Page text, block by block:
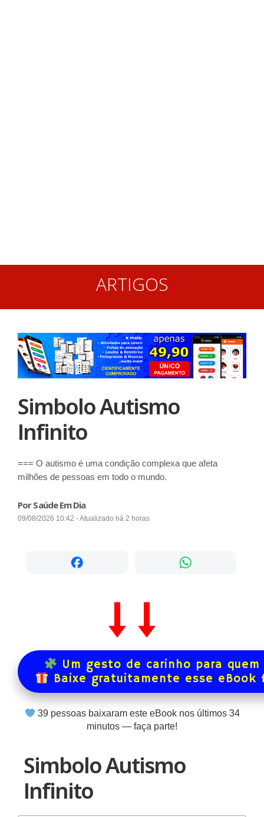
ARTIGOS
Simbolo Autismo
Infinito
=== O autismo é uma condição complexa que afeta
milhões de pessoas em todo o mundo.
Por Saúde Em Dia
09/08/2026 10:42 - Atualizado há 2 horas
Um gesto de carinho para
Baixe gratuitamente esse
39pessoas baixaram este eBook nos últimos 34
minutos — faça parte!
Simbolo Autismo
Infinito